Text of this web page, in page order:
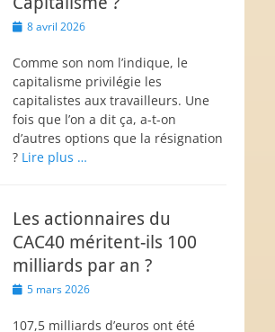
Posted
8 avril 2026
Comme son nom l’indique, le
capitalisme privilégie les
capitalistes aux travailleurs. Une
fois que l’on a dit ça, a-t-on
d’autres options que la résignation
? Lire plus …
Les actionnaires du
CAC40 méritent-ils 100
milliards par an ?
Posted
5 mars 2026
107,5 milliards d’euros ont été